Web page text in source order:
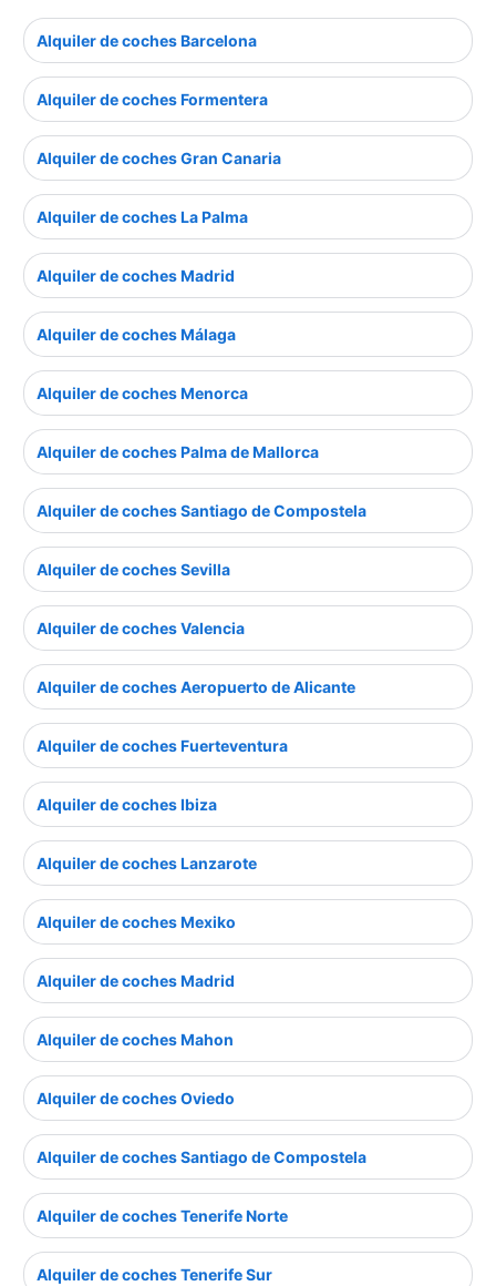
Alquiler de coches Barcelona
Alquiler de coches Formentera
Alquiler de coches Gran Canaria
Alquiler de coches La Palma
Alquiler de coches Madrid
Alquiler de coches Málaga
Alquiler de coches Menorca
Alquiler de coches Palma de Mallorca
Alquiler de coches Santiago de Compostela
Alquiler de coches Sevilla
Alquiler de coches Valencia
Alquiler de coches Aeropuerto de Alicante
Alquiler de coches Fuerteventura
Alquiler de coches Ibiza
Alquiler de coches Lanzarote
Alquiler de coches Mexiko
Alquiler de coches Madrid
Alquiler de coches Mahon
Alquiler de coches Oviedo
Alquiler de coches Santiago de Compostela
Alquiler de coches Tenerife Norte
Alquiler de coches Tenerife Sur